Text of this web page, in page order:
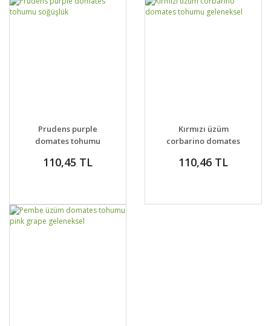
DETAYLAR SEPETE EKLE
Prudens purple
domates tohumu
110,45 TL
DETAYLAR
VER
Kırmızı üzüm
corbarino domates
110,46 TL